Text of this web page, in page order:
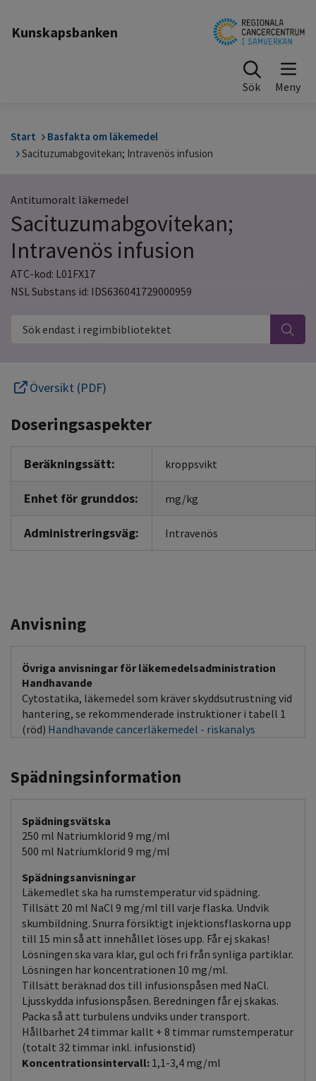
Kunskapsbanken
Sök
Start
Basfakta om läkemedel
Sacituzumabgovitekan; Intravenös infusion
Antitumoralt läkemedel
Sacituzumabgovitekan;
Intravenös infusion
ATC-kod: L01FX17
NSL Substans id: IDS636041729000959
Sök endast i regimbibliotektet
Översikt (PDF)
Doseringsaspekter
Beräkningssätt: kroppsvikt
Enhet för grunddos: mg/kg
Administreringsväg: Intravenös
Anvisning
Övriga anvisningar för läkemedelsadministration
Handhavande
Cytostatika, läkemedel som kräver skyddsutrustning vid
hantering, se rekommenderade instruktioner i tabell 1
(röd) Handhavande cancerläkemedel - riskanalys
Spädningsinformation
Spädningsvätska
250 ml Natriumklorid 9 mg/ml
500 ml Natriumklorid 9 mg/ml
Spädningsanvisningar
Läkemedlet ska ha rumstemperatur vid spädning.
Tillsätt 20 ml NaCl 9 mg/ml till varje flaska. Undvik
skumbildning. Snurra försiktigt injektionsflaskorna upp
till 15 min så att innehållet löses upp. Får ej skakas!
Lösningen ska vara klar, gul och fri från synliga partiklar.
Lösningen har koncentrationen 10 mg/ml.
Tillsätt beräknad dos till infusionspåsen med NaCl.
Ljusskydda infusionspåsen. Beredningen får ej skakas.
Packa så att turbulens undviks under transport.
Hållbarhet 24 timmar kallt + 8 timmar rumstemperatur
(totalt 32 timmar inkl. infusionstid)
Koncentrationsintervall: 1,1-3,4 mg/ml